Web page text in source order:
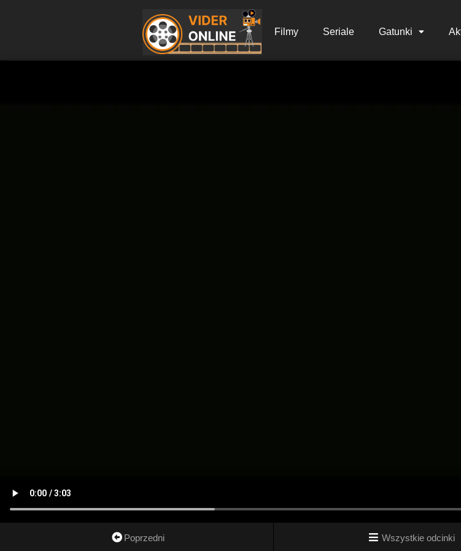
Filmy Seriale Gatunki
Poprzedni Wszystkie odcinki